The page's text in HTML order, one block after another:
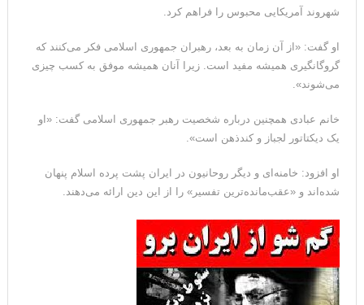
شهروند آمریکایی محبوس را فراهم کرد.
او گفت: «از آن زمان به بعد، رهبران جمهوری اسلامی فکر می‌کنند که
گروگانگیری همیشه مفید است. زیرا آنان همیشه موفق به کسب چیزی
می‌شوند».
خانم عبادی همچنین درباره شخصیت رهبر جمهوری اسلامی گفت: «او
یک دیکتاتور لجباز و کندذهن است».
او افزود: خامنه‌ای و دیگر روحانیون در ایران پشت پرده اسلام پنهان
شده‌اند و «عقب‌مانده‌ترین تفسیر» را از این دین ارائه می‌دهند.